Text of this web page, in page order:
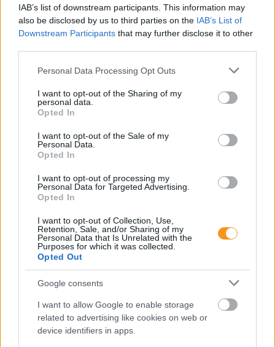
IAB’s list of downstream participants. This information may
also be disclosed by us to third parties on the IAB’s List of
Downstream Participants that may further disclose it to other
Please note that this website/app uses one or more Google
not limited to your visit or usage behaviour. You may click to
grant or deny consent to Google and its third-party tags to
use your data for below specified purposes in below Google
consent section.
Personal Data Processing Opt Outs
I want to opt-out of the Sharing of my
personal data.
Opted In
I want to opt-out of the Sale of my
Personal Data.
Opted In
I want to opt-out of processing my
Personal Data for Targeted Advertising.
Opted In
I want to opt-out of Collection, Use,
Retention, Sale, and/or Sharing of my
Personal Data that Is Unrelated with the
Purposes for which it was collected.
Opted Out
Google consents
I want to allow Google to enable storage
related to advertising like cookies on web or
device identifiers in apps.
Másképp is lehet: Pozitív
Fegyelmezés az iskolában
egyetértenek: nem szeretnék, ha a tanár kiabálna
gyermekükkel az iskolában. Ám ha egy
pedagógusnak egyszerre több, mint húsz
módszertani eszköztár nélkül könnyen
eszköztelennek érezheti magát, ennek pedig
gyakran a kiabálás a következménye.
Erre (is) kínál megoldást a Pozitív Fegyelmezés az
iskolábanmódszertana, amelyet az elmúlt két
évben egy Erasmus+ partnerségi projekt keretében
próbáltak ki hat európai ország iskoláiban, a makói
Szignum Iskolavezetésével.
Pelusos gyerek az oviban: Minden
óvodának biztosítania kell a
pelenkás gyerekek fogadását?